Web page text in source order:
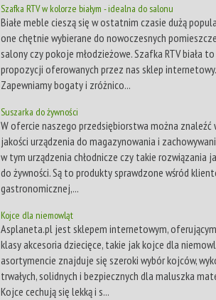
Szafka RTV w kolorze białym - idealna do salonu
Białe meble cieszą się w ostatnim czasie dużą
one chętnie wybierane do nowoczesnych
salony czy pokoje młodzieżowe. Szafka RTV biała
propozycji oferowanych przez nas sklep internetowy.
Zapewniamy bogaty i zróżnico...
Suszarka do żywności
W ofercie naszego przedsiębiorstwa można znaleźć
jakości urządzenia do magazynowania i
w tym urządzenia chłodnicze czy takie rozwiązania
do żywności. Są to produkty sprawdzone wśród
gastronomicznej,...
Kojce dla niemowląt
Asplaneta.pl jest sklepem internetowym,
klasy akcesoria dziecięce, takie jak kojce dla
asortymencie znajduje się szeroki wybór kojców,
trwałych, solidnych i bezpiecznych dla maluszka
Kojce cechują się lekką i s...